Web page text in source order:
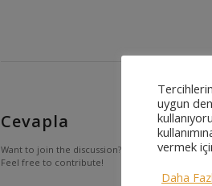
Cevapla
Want to join the discussion?
Feel free to contribute!
uygun
vermek
Daha